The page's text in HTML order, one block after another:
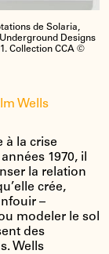
de Solaria,
Designs
Collection CCA ©
Wells
à la crise
1970, il
la relation
crée,
–
modeler le sol
des
Wells